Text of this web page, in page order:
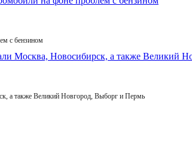
с бензином
а также Великий Новгород, Выборг и Пермь